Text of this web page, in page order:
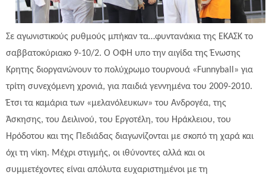
Σε αγωνιστικούς ρυθμούς μπήκαν τα…φυντανάκια της ΕΚΑΣΚ το
σαββατοκύριακο 9-10/2. Ο ΟΦΗ υπο την αιγίδα της Ένωσης
Κρητης διοργανώνουν το πολύχρωμο τουρνουά «Funnyball» για
τρίτη συνεχόμενη χρονιά, για παιδιά γεννημένα του 2009-2010.
Έτσι τα καμάρια των «μελανόλευκων» του Ανδρογέα, της
Άσκησης, του Δειλινού, του Εργοτέλη, του Ηράκλειου, του
Ηρόδοτου και της Πεδιάδας διαγωνίζονται με σκοπό τη χαρά και
όχι τη νίκη. Μέχρι στιγμής, οι ιθύνοντες αλλά και οι
συμμετέχοντες είναι απόλυτα ευχαριστημένοι με τη